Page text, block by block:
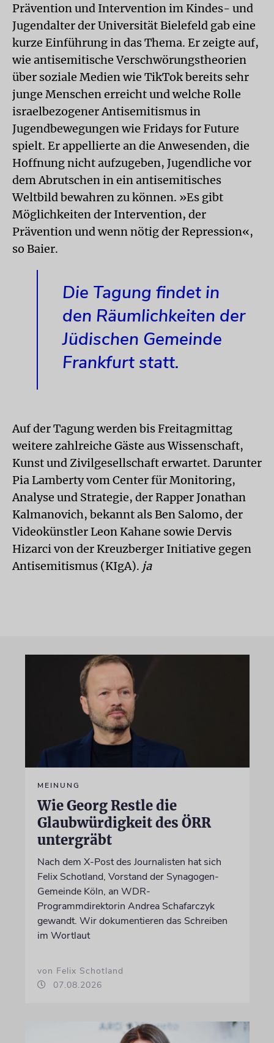
Prävention und Intervention im Kindes- und
Jugendalter der Universität Bielefeld gab eine
kurze Einführung in das Thema. Er zeigte auf,
wie antisemitische Verschwörungstheorien
über soziale Medien wie TikTok bereits sehr
junge Menschen erreicht und welche Rolle
israelbezogener Antisemitismus in
Jugendbewegungen wie Fridays for Future
spielt. Er appellierte an die Anwesenden, die
Hoffnung nicht aufzugeben, Jugendliche vor
dem Abrutschen in ein antisemitisches
Weltbild bewahren zu können. »Es gibt
Möglichkeiten der Intervention, der
Prävention und wenn nötig der Repression«,
so Baier.
Die Tagung findet in
den Räumlichkeiten der
Jüdischen Gemeinde
Frankfurt statt.
Auf der Tagung werden bis Freitagmittag
weitere zahlreiche Gäste aus Wissenschaft,
Kunst und Zivilgesellschaft erwartet. Darunter
Pia Lamberty vom Center für Monitoring,
Analyse und Strategie, der Rapper Jonathan
Kalmanovich, bekannt als Ben Salomo, der
Videokünstler Leon Kahane sowie Dervis
Hizarci von der Kreuzberger Initiative gegen
Antisemitismus (KIgA). ja
MEINUNG
Wie Georg Restle die
Glaubwürdigkeit des ÖRR
untergräbt
Nach dem X-Post des Journalisten hat sich
Felix Schotland, Vorstand der Synagogen-
Gemeinde Köln, an WDR-
Programmdirektorin Andrea Schafarczyk
gewandt. Wir dokumentieren das Schreiben
im Wortlaut
von Felix Schotland
07.08.2026